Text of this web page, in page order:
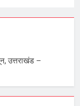
उत्तराखंड –